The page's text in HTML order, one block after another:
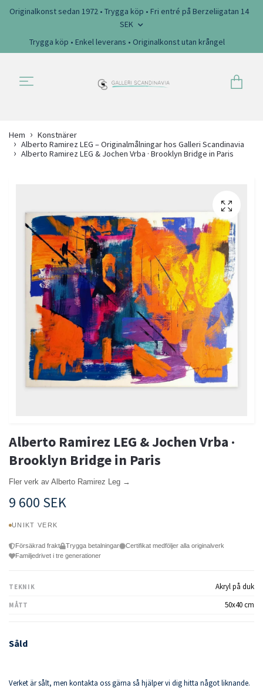
Originalkonst sedan 1972 • Trygga köp • Fri entré på Berzeliigatan 14
SEK
Trygga köp • Enkel leverans • Originalkonst utan krångel
Hem
Konstnärer
Alberto Ramirez LEG – Originalmålningar hos Galleri Scandinavia
Alberto Ramirez LEG & Jochen Vrba · Brooklyn Bridge in Paris
Alberto Ramirez LEG & Jochen Vrba ·
Brooklyn Bridge in Paris
Fler verk av Alberto Ramirez Leg →
9 600 SEK
UNIKT VERK
Försäkrad frakt Trygga betalningar
Certifikat medföljer alla originalverk
Familjedrivet i tre generationer
TEKNIK Akryl på duk
MÅTT 50x40 cm
Såld
Verket är sålt, men kontakta oss gärna så hjälper vi dig hitta något liknande.